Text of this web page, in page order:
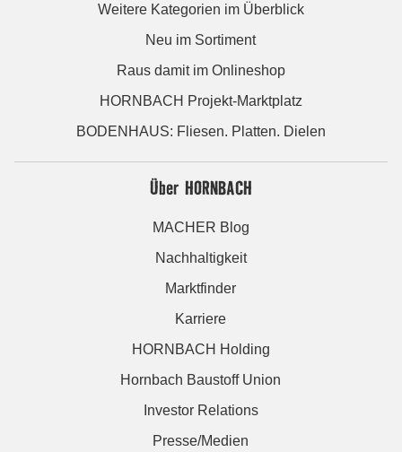
Weitere Kategorien im Überblick
Neu im Sortiment
Raus damit im Onlineshop
HORNBACH Projekt-Marktplatz
BODENHAUS: Fliesen. Platten. Dielen
Über HORNBACH
MACHER Blog
Nachhaltigkeit
Marktfinder
Karriere
HORNBACH Holding
Hornbach Baustoff Union
Investor Relations
Presse/Medien